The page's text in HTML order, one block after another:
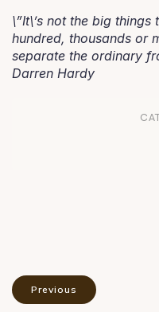
\”It\’s not the big
hundred, thousands or
separate the ordinary
Darren Hardy
Previous